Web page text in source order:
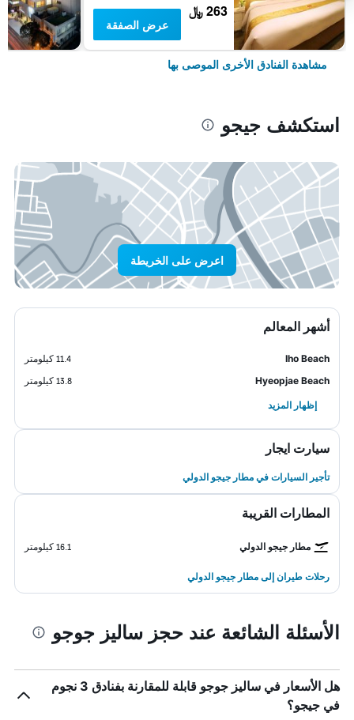
263 ﷼
عرض الصفقة
مشاهدة الفنادق الأخرى الموصى بها
استكشف جيجو
اعرض على الخريطة
أشهر المعالم
Iho Beach
11.4 كيلومتر
Hyeopjae Beach
13.8 كيلومتر
إظهار المزيد
سيارت ايجار
تأجير السيارات في مطار جيجو الدولي
المطارات القريبة
مطار جيجو الدولي 16.1 كيلومتر
رحلات طيران إلى مطار جيجو الدولي
الأسئلة الشائعة عند حجز ساليز جوجو
هل الأسعار في ساليز جوجو قابلة للمقارنة بفنادق 3 نجوم
في جيجو؟